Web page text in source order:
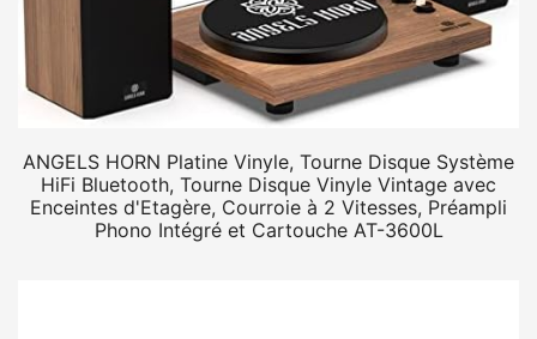
ANGELS HORN Platine Vinyle, Tourne Disque Système
HiFi Bluetooth, Tourne Disque Vinyle Vintage avec
Enceintes d'Etagère, Courroie à 2 Vitesses, Préampli
Phono Intégré et Cartouche AT-3600L